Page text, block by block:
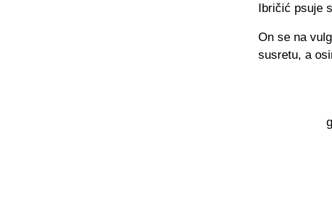
Ibričić psuje
On se na
susretu, a